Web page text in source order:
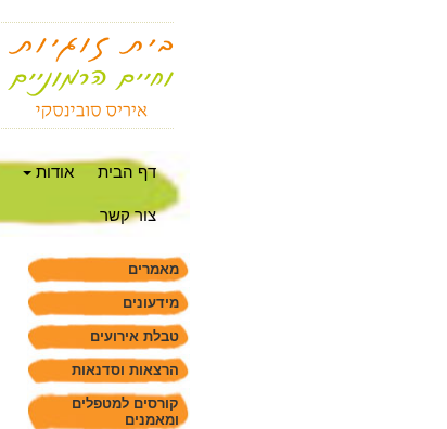
דף הבית אודות
צור קשר
מאמרים
מידעונים
טבלת אירועים
הרצאות וסדנאות
קורסים למטפלים
ומאמנים